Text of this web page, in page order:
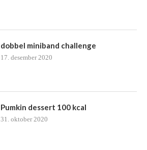
dobbel miniband challenge
17. desember 2020
Pumkin dessert 100 kcal
31. oktober 2020